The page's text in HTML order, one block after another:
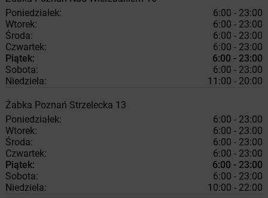
Poniedziałek:
6:00 - 23:00
Wtorek:
6:00 - 23:00
Środa:
6:00 - 23:00
Czwartek:
6:00 - 23:00
Piątek:
6:00 - 23:00
Sobota:
6:00 - 23:00
Niedziela:
11:00 - 20:00
Żabka Poznań Strzelecka 13
Poniedziałek:
6:00 - 23:00
Wtorek:
6:00 - 23:00
Środa:
6:00 - 23:00
Czwartek:
6:00 - 23:00
Piątek:
6:00 - 23:00
Sobota:
6:00 - 23:00
Niedziela:
10:00 - 22:00